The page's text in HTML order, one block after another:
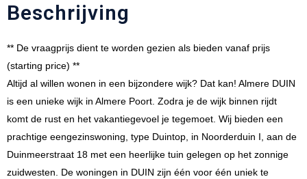
Beschrijving
** De vraagprijs dient te worden gezien als bieden vanaf prijs
(starting price) **
Altijd al willen wonen in een bijzondere wijk? Dat kan! Almere DUIN
is een unieke wijk in Almere Poort. Zodra je de wijk binnen rijdt
komt de rust en het vakantiegevoel je tegemoet. Wij bieden een
prachtige eengezinswoning, type Duintop, in Noorderduin I, aan de
Duinmeerstraat 18 met een heerlijke tuin gelegen op het zonnige
zuidwesten. De woningen in DUIN zijn één voor één uniek te